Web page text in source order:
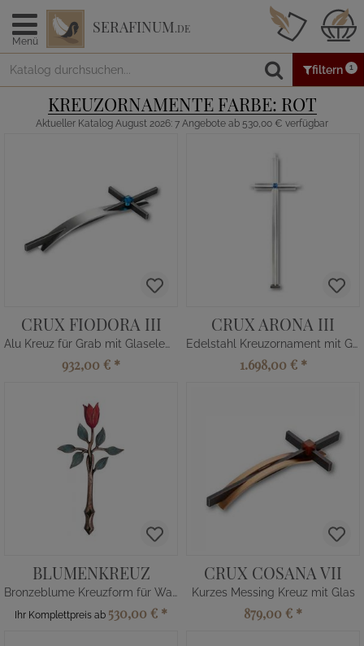
Menü
SERAFINUM.DE
filtern 1
KREUZORNAMENTE FARBE: ROT
Aktueller Katalog August 2026: 7 Angebote ab 530,00 € verfügbar
CRUX FIODORA III
Alu Kreuz für Grab mit Glaselement
932,00 € *
CRUX ARONA III
Edelstahl Kreuzornament mit Glas
1.698,00 € *
BLUMENKREUZ
Bronzeblume Kreuzform für Wand
Ihr Komplettpreis ab 530,00 € *
CRUX COSANA VII
Kurzes Messing Kreuz mit Glas
879,00 € *